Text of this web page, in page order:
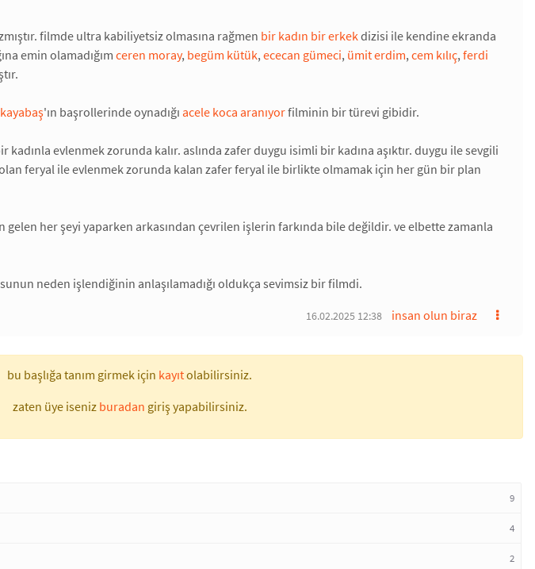
filmde ultra kabiliyetsiz olmasına rağmen bir kadın bir erkekdizisi ile kendine ekranda
emin olamadığım ceren moray, begüm kütük, ececan gümeci, ümit erdim, cem kılıç, ferdi
'ın başrollerinde oynadığı acele koca aranıyorfilminin bir türevi gibidir.
kadınla evlenmek zorunda kalır. aslında zafer duygu isimli bir kadına aşıktır. duygu ile sevgili
feryal ile evlenmek zorunda kalan zafer feryal ile birlikte olmamak için her gün bir plan
her şeyi yaparken arkasından çevrilen işlerin farkında bile değildir. ve elbette zamanla
neden işlendiğinin anlaşılamadığı oldukça sevimsiz bir filmdi.
insan olun biraz
16.02.2025 12:38
bu başlığa tanım girmek için kayıtolabilirsiniz.
zaten üye iseniz buradan giriş yapabilirsiniz.
9
4
2